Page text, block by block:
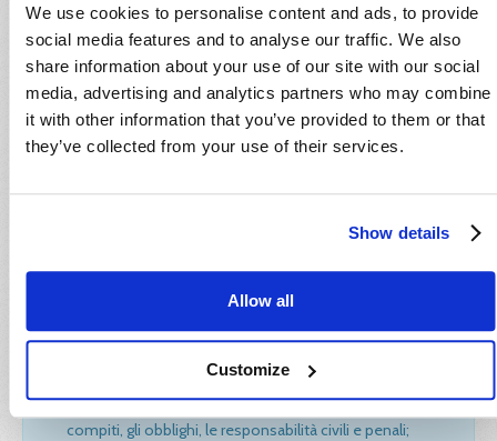
We use cookies to personalise content and ads, to provide
social media features and to analyse our traffic. We also
share information about your use of our site with our social
media, advertising and analytics partners who may combine
it with other information that you’ve provided to them or that
they’ve collected from your use of their services.
Show details
Allow all
Customize
22.02.2012.
ModuloGIURIDICO(28 ore)
ONLINE
Legislazione di base in materia di sicurezza e di igiene
compiti, gli obblighi, le responsabilità civili e penali;
Metodologie per l’individuazione, l’analisi e la
Legislazione specifica in materia di salute e sicurezza
nei cantieri temporanei o mobili e nei lavori in quota
Figure interessate alla realizzazione dell’opera: i
compiti, gli obblighi, le responsabilità civili e penali;